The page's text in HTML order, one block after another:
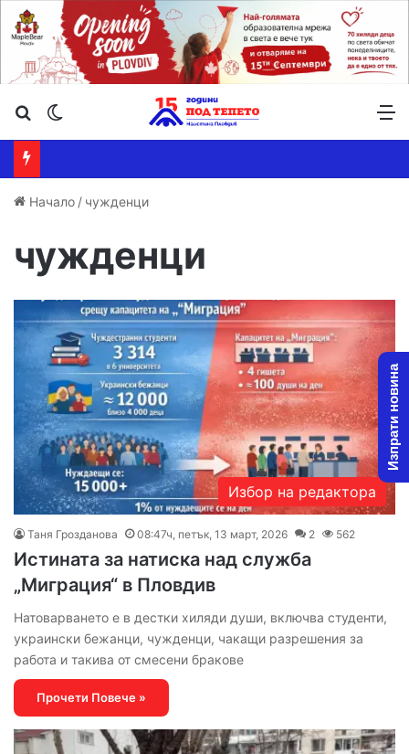
Търсене ...
Начало / чужденци
чужденци
Избор на редактора
Таня Грозданова 08:47ч, петък, 13 март, 2026 2 562
Истината за натиска над служба
„Миграция“ в Пловдив
Натоварването е в дестки хиляди души, включва студенти,
украински бежанци, чужденци, чакащи разрешения за
работа и такива от смесени бракове
Прочети Повече »
Изпрати новина